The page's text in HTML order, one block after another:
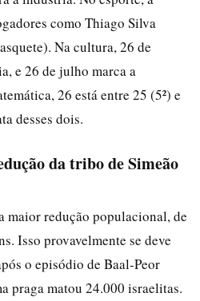
como Thiago Silva
Na cultura, 26 de
e 26 de julho marca a
26 está entre 25 (5²) e
desses dois.
da tribo de Simeão
maior redução populacional, de
Isso provavelmente se deve
o episódio de Baal-Peor
praga matou 24.000 israelitas.